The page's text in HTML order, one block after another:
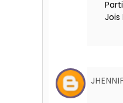
Jois